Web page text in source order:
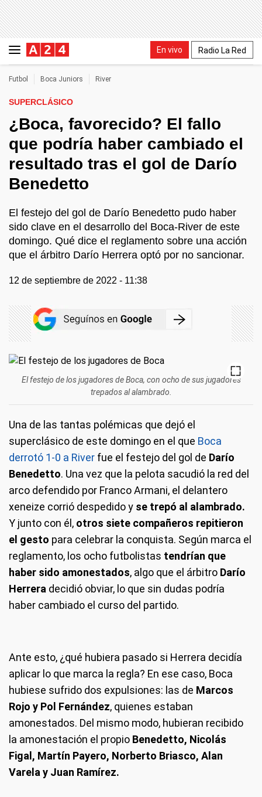
En vivo Radio La Red
Futbol Boca Juniors River
SUPERCLÁSICO
¿Boca, favorecido? El fallo
que podría haber cambiado el
resultado tras el gol de Darío
Benedetto
El festejo del gol de Darío Benedetto pudo haber
sido clave en el desarrollo del Boca-River de este
domingo. Qué dice el reglamento sobre una acción
que el árbitro Darío Herrera optó por no sancionar.
12 de septiembre de 2022 - 11:38
El festejo de los jugadores de Boca, con ocho de sus jugadores
trepados al alambrado.
Una de las tantas polémicas que dejó el
superclásico de este domingo en el que Boca
derrotó 1-0 a River fue el festejo del gol de Darío
Benedetto. Una vez que la pelota sacudió la red del
arco defendido por Franco Armani, el delantero
xeneize corrió despedido y se trepó al alambrado.
Y junto con él, otros siete compañeros repitieron
el gesto para celebrar la conquista. Según marca el
reglamento, los ocho futbolistas tendrían que
haber sido amonestados, algo que el árbitro Darío
Herrera decidió obviar, lo que sin dudas podría
haber cambiado el curso del partido.
Ante esto, ¿qué hubiera pasado si Herrera decidía
aplicar lo que marca la regla? En ese caso, Boca
hubiese sufrido dos expulsiones: las de Marcos
Rojo y Pol Fernández, quienes estaban
amonestados. Del mismo modo, hubieran recibido
la amonestación el propio Benedetto, Nicolás
Figal, Martín Payero, Norberto Briasco, Alan
Varela y Juan Ramírez.